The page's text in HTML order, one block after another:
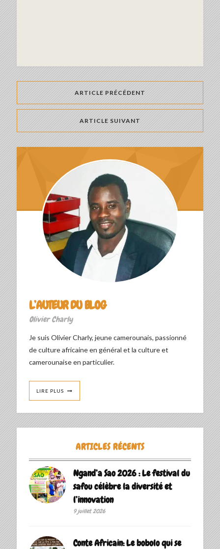
ARTICLE PRÉCÉDENT
ARTICLE SUIVANT
L’AUTEUR DU BLOG
Olivier Charly
Je suis Olivier Charly, jeune camerounais, passionné
de culture africaine en général et la culture et
camerounaise en particulier.
LIRE PLUS
ARTICLES RÉCENTS
Ngand’a Sao 2026 : Le festival du
safou célèbre la diversité et
l’innovation
9 juillet 2026
Conte Africain: Le bobolo qui se